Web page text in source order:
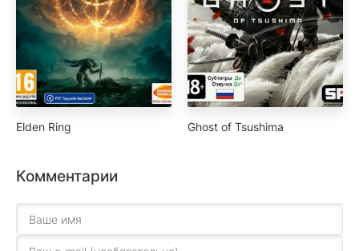
Elden Ring Ghost of Tsushima
Комментарии